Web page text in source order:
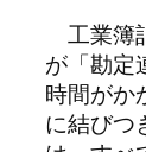
工業簿
が「勘定
時間がか
に結びつ